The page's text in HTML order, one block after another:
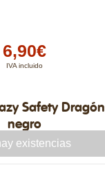
6,90€
IVA incluido
Safety Dragón
negro